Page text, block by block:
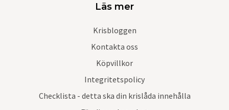
Läs mer
Krisbloggen
Kontakta oss
Köpvillkor
Integritetspolicy
Checklista - detta ska din krislåda innehålla